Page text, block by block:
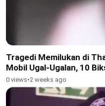
Tragedi Memilukan di
Mobil Ugal-Ugalan, 10
0 views•2 weeks ago